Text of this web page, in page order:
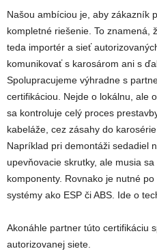
Našou ambíciou je, aby zákazník
kompletné riešenie. To znamená,
teda importér a sieť
komunikovať s karosárom ani s
Spolupracujeme výhradne s
certifikáciou. Nejde o lokálnu, ale
sa kontroluje celý proces
kabeláže, cez zásahy do
Napríklad pri demontáži sedadiel
upevňovacie skrutky, ale musia
komponenty. Rovnako je nutné
systémy ako ESP či ABS. Ide o
Akonáhle partner túto certifikáciu
autorizovanej siete.